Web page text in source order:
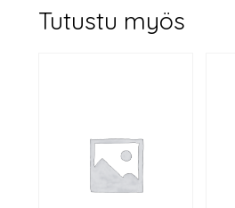
Tutustu myös